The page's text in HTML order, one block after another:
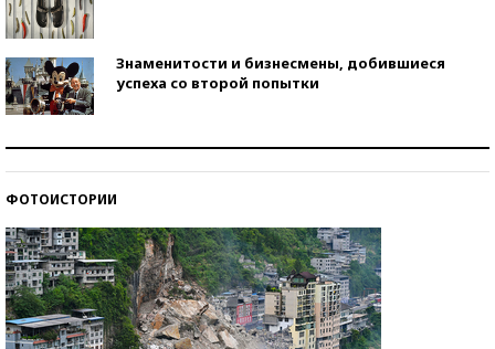
Знаменитости и бизнесмены, добившиеся
успеха со второй попытки
ФОТОИСТОРИИ